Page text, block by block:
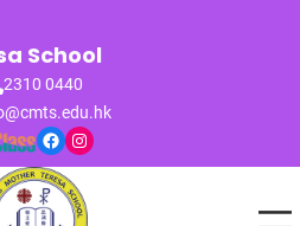
School
2310 0440
Facebook Instagram